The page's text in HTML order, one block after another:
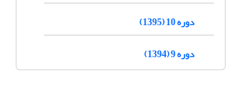
دوره 10 (1395)
دوره 9 (1394)